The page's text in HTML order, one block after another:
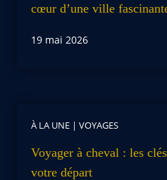
cœur d’une ville
19 mai 2026
À LA UNE | VOYAGES
Voyager à cheval : les
votre départ